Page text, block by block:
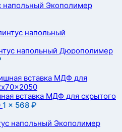
напольный Экополимер
напольный Дюрополимер
вставка МДФ для скрытого
1 × 568 ₽